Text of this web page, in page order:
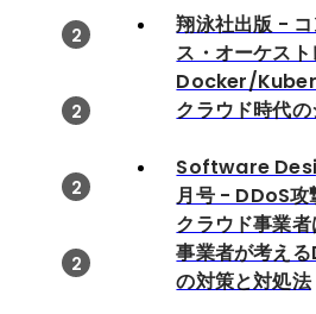
2
2
2
2
翔泳社出版 -
ス・オーケス
Docker/
クラウド時代
Software
月号 - DDoS攻
クラウド事業
事業者が考え
の対策と対処法